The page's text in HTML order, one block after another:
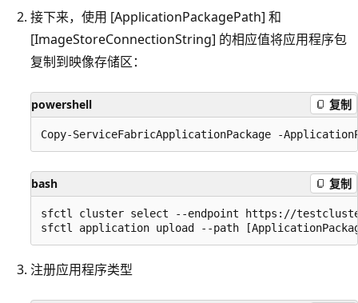
接下来，使用 [ApplicationPackagePath] 和
[ImageStoreConnectionString] 的相应值将应用程序包
复制到映像存储区：
powershell 复制
bash 复制
sfctl cluster select --endpoint https://
注册应用程序类型